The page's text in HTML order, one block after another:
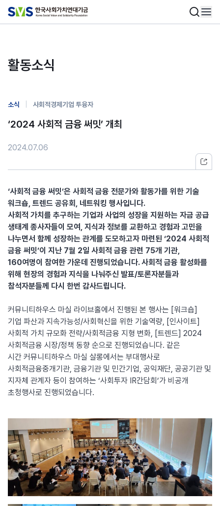
활동소식
소식 사회적경제기업 투융자
‘2024 사회적 금융 써밋’ 개최
2024.07.06
‘사회적 금융 써밋’은 사회적 금융 전문가와 활동가를 위한 기술
워크숍, 트렌드 공유회, 네트워킹 행사입니다.
사회적 가치를 추구하는 기업과 사업의 성장을 지원하는 자금 공급
생태계 종사자들이 모여, 지식과 정보를 교환하고 경험과 고민을
나누면서 함께 성장하는 관계를 도모하고자 마련된 ‘2024 사회적
금융 써밋’이 지난 7월 2일 사회적 금융 관련 75개 기관,
160여명이 참여한 가운데 진행되었습니다. 사회적 금융 활성화를
위해 현장의 경험과 지식을 나눠주신 발표/토론자분들과
참석자분들께 다시 한번 감사드립니다.
커뮤니티하우스 마실 라이브홀에서 진행된 본 행사는 [워크숍]
기업 파산과 지속가능성/사회혁신을 위한 기술역량, [인사이트]
사회적 가치 규모화 전략/사회적금융 지형 변화, [트렌드] 2024
사회적금융 시장/정책 동향 순으로 진행되었습니다. 같은
시간 커뮤니티하우스 마실 살롱에서는 부대행사로
사회적금융중개기관, 금융기관 및 민간기업, 공익재단, 공공기관 및
지자체 관계자 등이 참여하는 ‘사회투자 IR간담회’가 비공개
초청행사로 진행되었습니다.